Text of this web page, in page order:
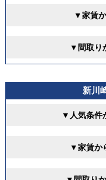
▼家賃
▼間取り
新川
▼人気条件
▼家賃か